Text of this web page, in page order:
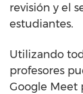
revisión y el
estudiantes.
Utilizando
profesores
Google Meet